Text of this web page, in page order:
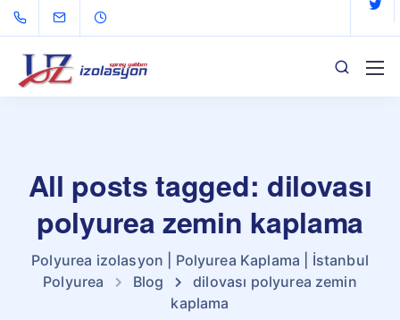
All posts tagged: dilovası
polyurea zemin kaplama
Polyurea izolasyon | Polyurea Kaplama | İstanbul
Polyurea
Blog
dilovası polyurea zemin
kaplama